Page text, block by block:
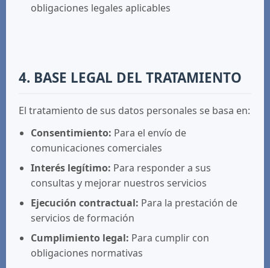
obligaciones legales aplicables
4. BASE LEGAL DEL TRATAMIENTO
El tratamiento de sus datos personales se basa en:
Consentimiento: Para el envío de
comunicaciones comerciales
Interés legítimo: Para responder a sus
consultas y mejorar nuestros servicios
Ejecución contractual: Para la prestación de
servicios de formación
Cumplimiento legal: Para cumplir con
obligaciones normativas